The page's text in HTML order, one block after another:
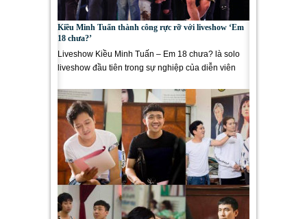
Kiều Minh Tuấn thành công rực rỡ với liveshow ‘Em
18 chưa?’
Liveshow Kiều Minh Tuấn – Em 18 chưa? là solo
liveshow đầu tiên trong sự nghiệp của diễn viên